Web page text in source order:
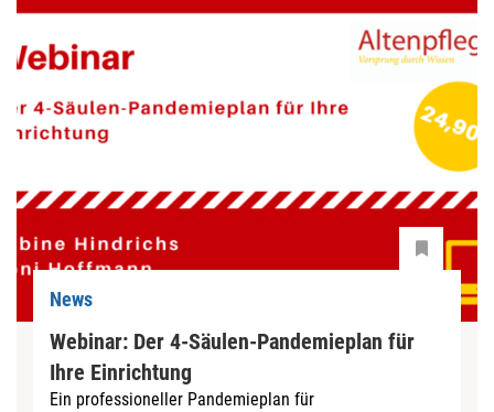
News
Webinar: Der 4-Säulen-Pandemieplan für
Ihre Einrichtung
Ein professioneller Pandemieplan für